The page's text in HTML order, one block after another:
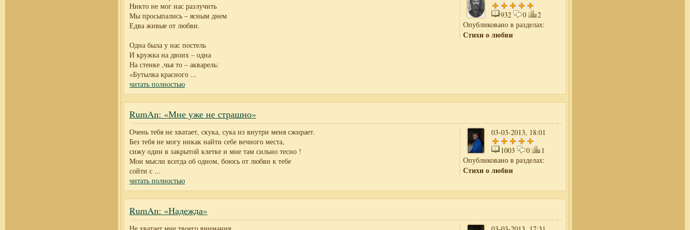
932
0
2
Опубликовано в разделах:
Стихи о любви
Никто не мог нас разлучить
Мы просыпались – ясным днем
Едва живые от любви.
Одна была у нас постель
И кружка на двоих – одна
На стенке ,чья то – акварель:
«Бутылка красного ...
читать полностью
RumAn: «Мне уже не страшно»
03-03-2013, 18:01
1003
0
1
Опубликовано в разделах:
Стихи о любви
Очень тебя не хватает, скука, сука из внутри меня сжирает.
Без тебя не могу никак найти себе вечного места,
сижу один в закрытой клетке и мне там сильно тесно !
Мои мысли всегда об одном, боюсь от любви к тебе
сойти с ...
читать полностью
RumAn: «Надежда»